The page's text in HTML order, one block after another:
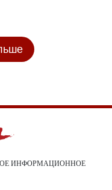
ИНФОРМАЦИОННОЕ